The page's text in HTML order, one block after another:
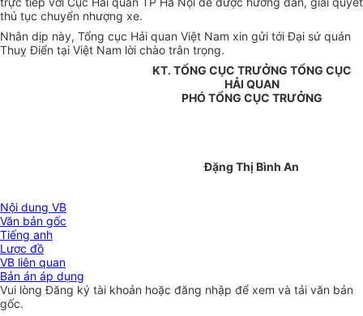
thủ tục chuyển nhượng xe.
Nhân dịp này, Tổng cục Hải quan Việt Nam xin gửi tới Đại sứ quán
Thuỵ Điển tại Việt Nam lời chào trân trọng.
KT. TỔNG CỤC TRƯỞNG TỔNG CỤC
HẢI QUAN
PHÓ TỔNG CỤC TRƯỞNG
Đặng Thị Bình An
Nội dung VB
Văn bản gốc
Tiếng anh
Lược đồ
VB liên quan
Bản án áp dụng
Vui lòngĐăng ký tài khoản hoặc đăng nhập để xem và tải văn bản
gốc.